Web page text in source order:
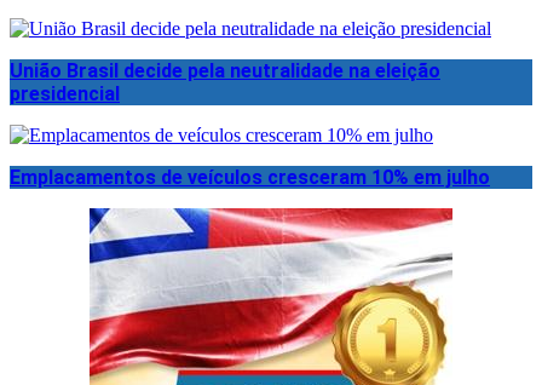
União Brasil decide pela neutralidade na eleição
presidencial
Emplacamentos de veículos cresceram 10% em julho